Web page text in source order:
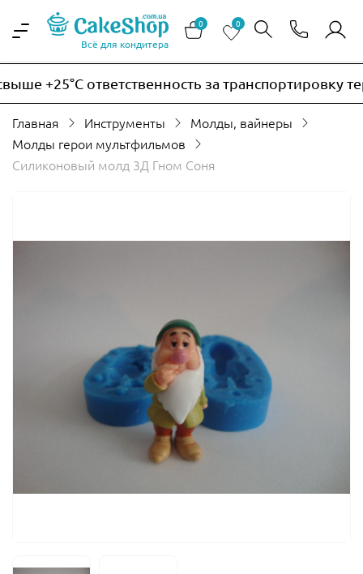
Всё для кондитера
0 0
+25°C ответственность за транспортировку
Главная Инструменты
Молды, вайнеры
Молды герои мультфильмов
Силиконовый молд 3Д Гном Соня